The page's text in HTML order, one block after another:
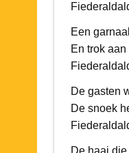
Een
En trok
De gasten
De snoek
De haai